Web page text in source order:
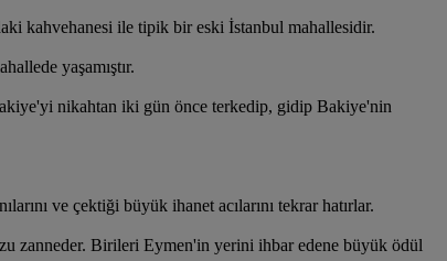
kahvehanesi ile tipik bir eski İstanbul mahallesidir.
yaşamıştır.
nikahtan iki gün önce terkedip, gidip Bakiye'nin
ve çektiği büyük ihanet acılarını tekrar hatırlar.
zanneder. Birileri Eymen'in yerini ihbar edene büyük ödül